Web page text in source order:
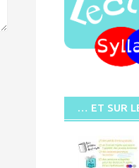
… ET SUR